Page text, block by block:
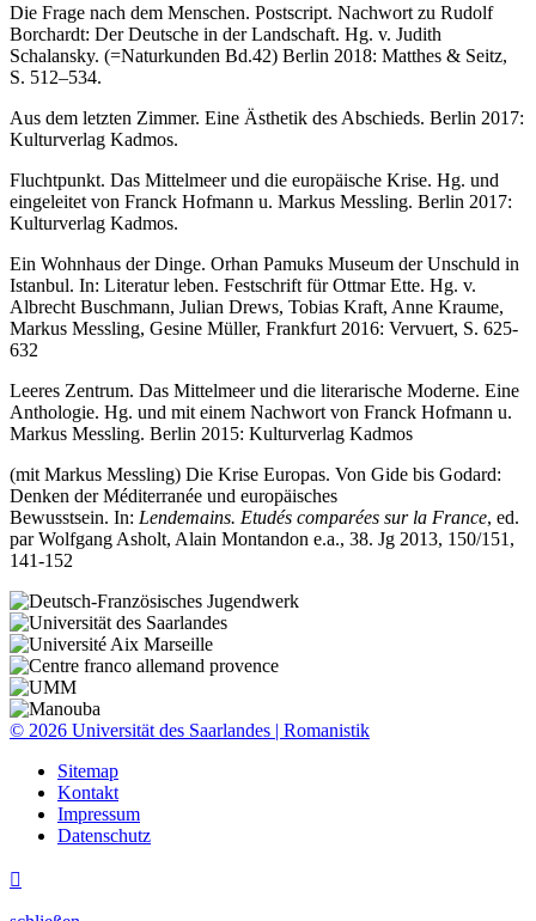
Die Frage nach dem Menschen. Postscript. Nachwort zu Rudolf
Borchardt: Der Deutsche in der Landschaft. Hg. v. Judith
Schalansky. (=Naturkunden Bd.42) Berlin 2018: Matthes & Seitz,
S. 512–534.
Aus dem letzten Zimmer. Eine Ästhetik des Abschieds. Berlin 2017:
Kulturverlag Kadmos.
Fluchtpunkt. Das Mittelmeer und die europäische Krise. Hg. und
eingeleitet von Franck Hofmann u. Markus Messling. Berlin 2017:
Kulturverlag Kadmos.
Ein Wohnhaus der Dinge. Orhan Pamuks Museum der Unschuld in
Istanbul. In: Literatur leben. Festschrift für Ottmar Ette. Hg. v.
Albrecht Buschmann, Julian Drews, Tobias Kraft, Anne Kraume,
Markus Messling, Gesine Müller, Frankfurt 2016: Vervuert, S. 625-
632
Leeres Zentrum. Das Mittelmeer und die literarische Moderne. Eine
Anthologie. Hg. und mit einem Nachwort von Franck Hofmann u.
Markus Messling. Berlin 2015: Kulturverlag Kadmos
(mit Markus Messling) Die Krise Europas. Von Gide bis Godard:
Denken der Méditerranée und europäisches
Bewusstsein. In: Lendemains. Etudés comparées sur la France, ed.
par Wolfgang Asholt, Alain Montandon e.a., 38. Jg 2013, 150/151,
141-152
© 2026 Universität des Saarlandes | Romanistik
Sitemap
Kontakt
Impressum
Datenschutz
